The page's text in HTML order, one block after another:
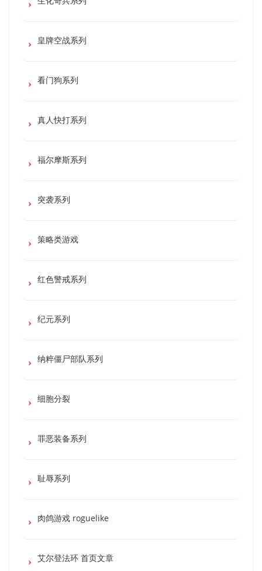
皇牌空战系列
看门狗系列
真人快打系列
福尔摩斯系列
突袭系列
策略类游戏
红色警戒系列
纪元系列
纳粹僵尸部队系列
细胞分裂
罪恶装备系列
耻辱系列
肉鸽游戏 roguelike
艾尔登法环 首页文章